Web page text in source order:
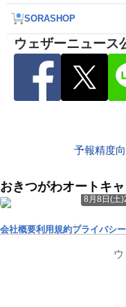
SORASHOP
ウェザーニュース
予報精度
おきつがわオートキ
8月8日(土
会社概要利用規約プライバシ